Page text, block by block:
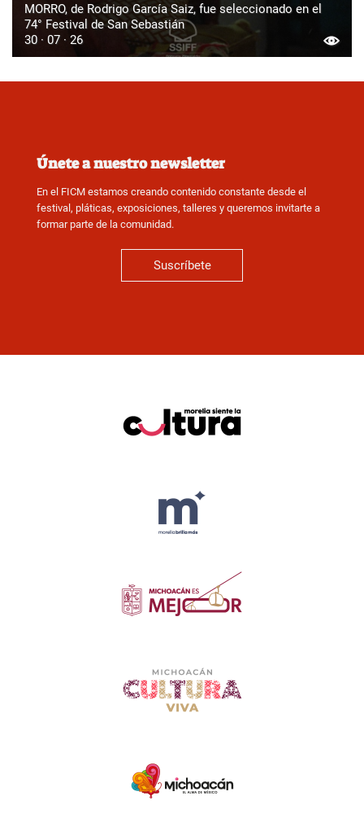
MORRO, de Rodrigo García Saiz, fue seleccionado en el
74° Festival de San Sebastián
30 · 07 · 26
Únete a nuestro newsletter
En el FICM estamos creando contenido constante desde el
festival, pláticas, exposiciones, talleres y queremos invitarte a
formar parte de la comunidad.
Suscríbete